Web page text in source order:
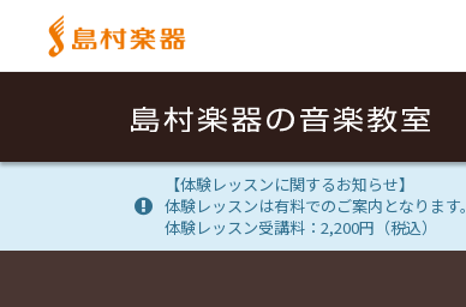
【体験レッスンに関するお知らせ】
体験レッスンは有料でのご案内となります。
体験レッスン受講料：2,200円（税込）